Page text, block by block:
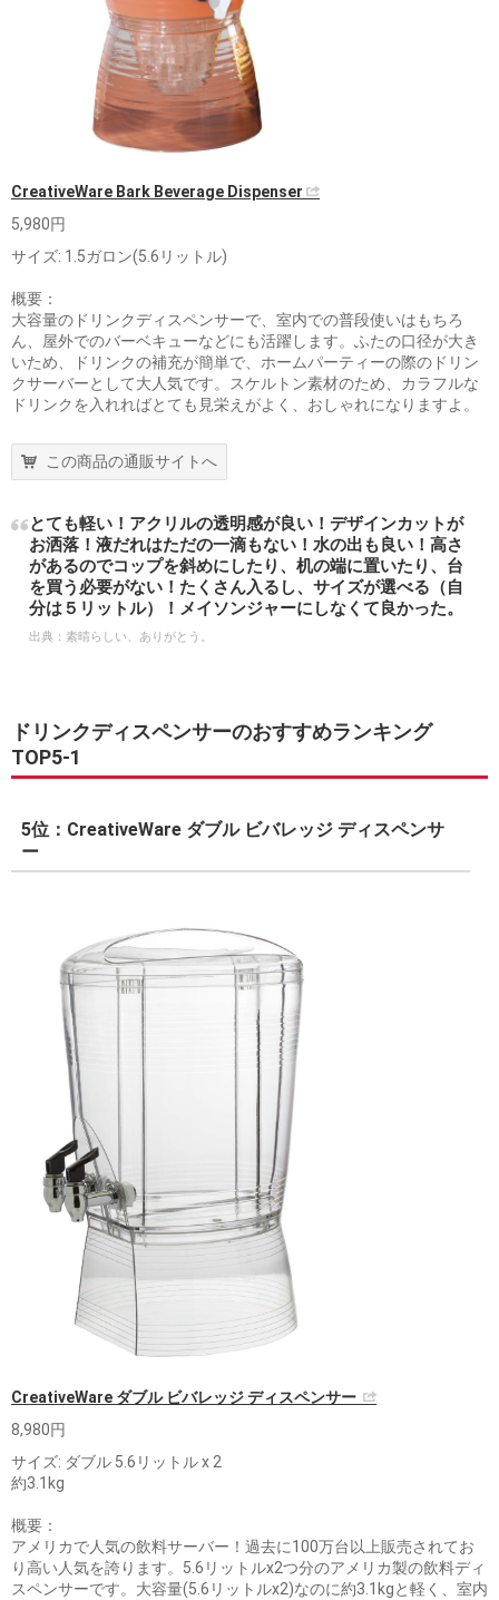
CreativeWare Bark Beverage Dispenser
5,980円
サイズ: 1.5ガロン(5.6リットル)
概要：
大容量のドリンクディスペンサーで、室内での普段使いはもちろ
ん、屋外でのバーベキューなどにも活躍します。ふたの口径が大き
いため、ドリンクの補充が簡単で、ホームパーティーの際のドリン
クサーバーとして大人気です。スケルトン素材のため、カラフルな
ドリンクを入れればとても見栄えがよく、おしゃれになりますよ。
この商品の通販サイトへ
とても軽い！アクリルの透明感が良い！デザインカットが
お洒落！液だれはただの一滴もない！水の出も良い！高さ
があるのでコップを斜めにしたり、机の端に置いたり、台
を買う必要がない！たくさん入るし、サイズが選べる（自
分は５リットル）！メイソンジャーにしなくて良かった。
出典： 素晴らしい、ありがとう。
ドリンクディスペンサーのおすすめランキング
TOP5-1
5位：CreativeWare ダブル ビバレッジ ディスペンサ
ー
CreativeWare ダブル ビバレッジ ディスペンサー
8,980円
サイズ: ダブル 5.6リットル x 2
約3.1kg
概要：
アメリカで人気の飲料サーバー！過去に100万台以上販売されてお
り高い人気を誇ります。5.6リットルx2つ分のアメリカ製の飲料ディ
スペンサーです。大容量(5.6リットルx2)なのに約3.1kgと軽く、室内